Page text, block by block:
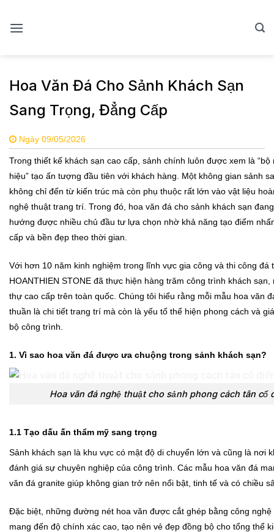
Hoa Văn Đá Cho Sảnh Khách Sạn
Sang Trọng, Đẳng Cấp
Ngày 09/05/2026
Trong thiết kế khách sạn cao cấp, sảnh chính luôn được xem là
hiệu” tạo ấn tượng đầu tiên với khách hàng. Một không gian sảnh
không chỉ đến từ kiến trúc mà còn phụ thuộc rất lớn vào vật liệu
nghệ thuật trang trí. Trong đó, hoa văn đá cho sảnh khách sạn
hướng được nhiều chủ đầu tư lựa chọn nhờ khả năng tạo điểm
cấp và bền đẹp theo thời gian.
Với hơn 10 năm kinh nghiệm trong lĩnh vực gia công và thi công đá
HOANTHIEN STONE đã thực hiện hàng trăm công trình khách sạn,
thự cao cấp trên toàn quốc. Chúng tôi hiểu rằng mỗi mẫu hoa văn
thuần là chi tiết trang trí mà còn là yếu tố thể hiện phong cách và
bộ công trình.
1. Vì sao hoa văn đá được ưa chuộng trong sảnh khách sạn?
Hoa văn đá nghệ thuật cho sảnh phong cách tân cổ
1.1 Tạo dấu ấn thẩm mỹ sang trọng
Sảnh khách sạn là khu vực có mật độ di chuyển lớn và cũng là nơi
đánh giá sự chuyên nghiệp của công trình. Các mẫu hoa văn đá
văn đá granite giúp không gian trở nên nổi bật, tinh tế và có chiều
Đặc biệt, những đường nét hoa văn được cắt ghép bằng công nghệ
mang đến độ chính xác cao, tạo nên vẻ đẹp đồng bộ cho tổng thể